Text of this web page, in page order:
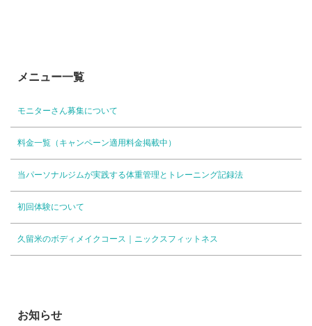
メニュー一覧
モニターさん募集について
料金一覧（キャンペーン適用料金掲載中）
当パーソナルジムが実践する体重管理とトレーニング記録法
初回体験について
久留米のボディメイクコース｜ニックスフィットネス
お知らせ